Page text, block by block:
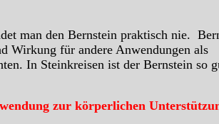
man den Bernstein praktisch nie.
Wirkung für andere Anwendungen als
In Steinkreisen ist der Bernstein so
zur körperlichen